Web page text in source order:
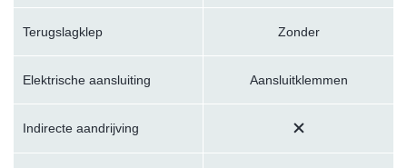
Terugslagklep Zonder
Elektrische aansluiting Aansluitklemmen
Indirecte aandrijving